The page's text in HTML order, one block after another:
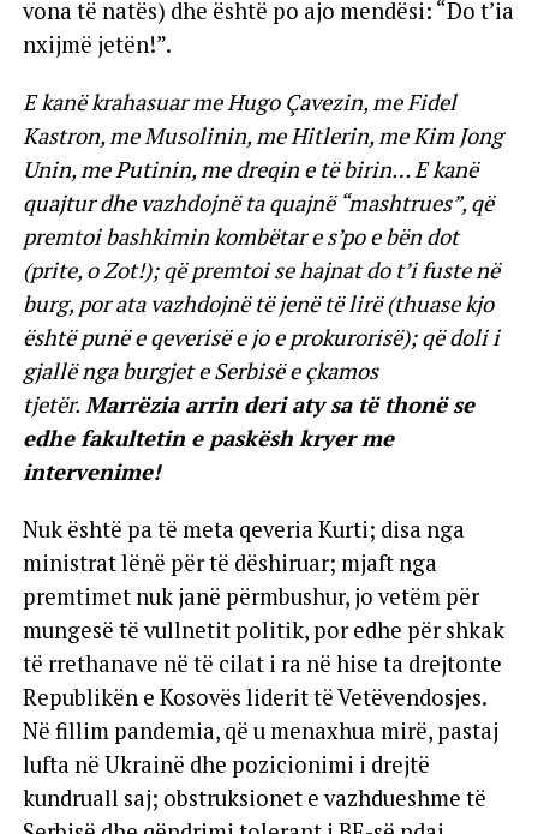
vona të natës) dhe është po ajo mendësi: “Do t’ia
nxijmë jetën!”.
E kanë krahasuar me Hugo Çavezin, me Fidel
Kastron, me Musolinin, me Hitlerin, me Kim Jong
Unin, me Putinin, me dreqin e të birin… E kanë
quajtur dhe vazhdojnë ta quajnë “mashtrues”, që
premtoi bashkimin kombëtar e s’po e bën dot
(prite, o Zot!); që premtoi se hajnat do t’i fuste në
burg, por ata vazhdojnë të jenë të lirë (thuase kjo
është punë e qeverisë e jo e prokurorisë); që doli i
gjallë nga burgjet e Serbisë e çkamos
tjetër. Marrëzia arrin deri aty sa të thonë se
edhe fakultetin e paskësh kryer me
intervenime!
Nuk është pa të meta qeveria Kurti; disa nga
ministrat lënë për të dëshiruar; mjaft nga
premtimet nuk janë përmbushur, jo vetëm për
mungesë të vullnetit politik, por edhe për shkak
të rrethanave në të cilat i ra në hise ta drejtonte
Republikën e Kosovës liderit të Vetëvendosjes.
Në fillim pandemia, që u menaxhua mirë, pastaj
lufta në Ukrainë dhe pozicionimi i drejtë
kundruall saj; obstruksionet e vazhdueshme të